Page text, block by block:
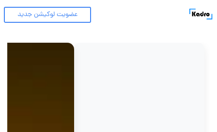
عضویت لوکیشن جدید